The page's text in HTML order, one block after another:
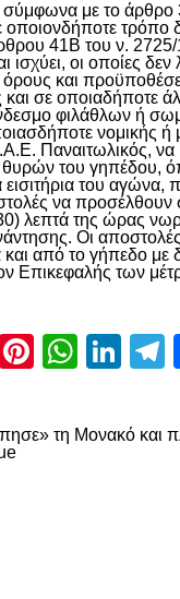
με το άρθρο
τρόπο
41Β του ν.
ισχύει, οι οποίες
και
σε οποιαδήποτε
φιλάθλων ή
νομικής ή
Παναιτωλικός, να
θυρών του γηπέδου,
του αγώνα,
να προσέλθουν
λεπτά της ώρας
Οι
από το γήπεδο με
Επικεφαλής των
EmailPinterest
τη Μονακό και